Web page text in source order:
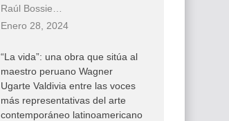
Raúl Bossie…
Enero 28, 2024
“La vida”: una obra que sitúa al
maestro peruano Wagner
Ugarte Valdivia entre las voces
más representativas del arte
contemporáneo latinoamericano